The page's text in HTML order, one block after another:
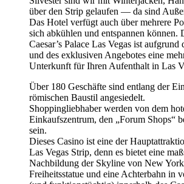
über den Strip gelaufen — da sind
Das Hotel verfügt auch über mehrere
sich abkühlen und entspannen können.
Caesar’s Palace Las Vegas ist aufgrund
und des exklusiven Angebotes eine
Unterkunft für Ihren Aufenthalt in Las
Über 180 Geschäfte sind entlang der
römischen Baustil angesiedelt.
Shoppingliebhaber werden von dem
Einkaufszentrum, den „Forum Shops“
sein.
Dieses Casino ist eine der
Las Vegas Strip, denn es bietet eine
Nachbildung der Skyline von New
Freiheitsstatue und eine Achterbahn in